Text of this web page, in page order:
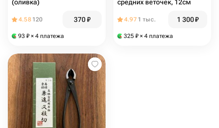
(оливка)
4.58 120 370₽
93 ₽ × 4 платежа
средних веточек, 12см
4.97 1 тыс. 1 300₽
325 ₽ × 4 платежа